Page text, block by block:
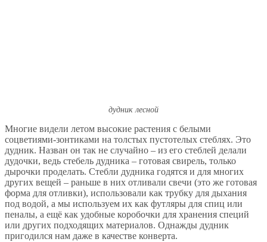
дудник лесной
Многие видели летом высокие растения с белыми
соцветиями-зонтиками на толстых пустотелых стеблях. Это
дудник. Назван он так не случайно – из его стеблей делали
дудочки, ведь стебель дудника – готовая свирель, только
дырочки проделать. Стебли дудника годятся и для многих
других вещей – раньше в них отливали свечи (это же готовая
форма для отливки), использовали как трубку для дыхания
под водой, а мы используем их как футляры для спиц или
пеналы, а ещё как удобные коробочки для хранения специй
или других подходящих материалов. Однажды дудник
пригодился нам даже в качестве конверта.